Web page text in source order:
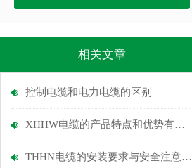
相关文章
控制电缆和电力电缆的区别
XHHW电缆的产品特点和优势有哪些呢？
THHN电缆的安装要求与安全注意事项